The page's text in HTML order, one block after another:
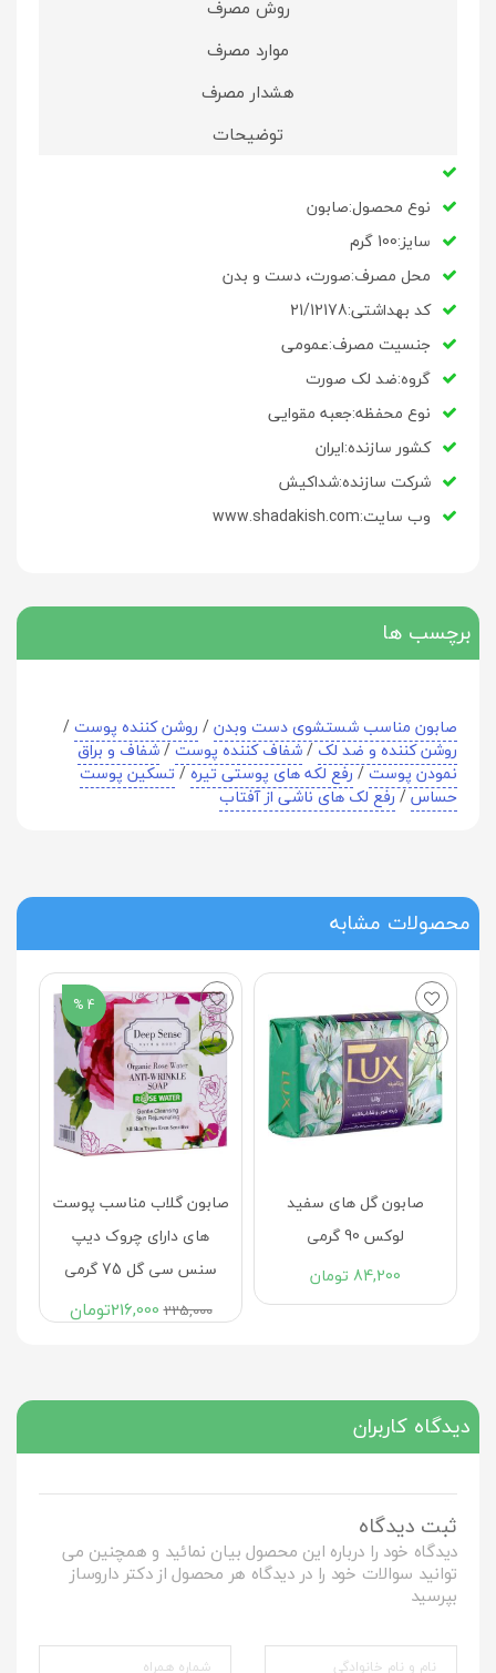
روش مصرف
موارد مصرف
هشدار مصرف
توضیحات
نوع محصول:صابون
سایز:100 گرم
محل مصرف:صورت، دست و بدن
کد بهداشتی:21/12178
جنسیت مصرف:عمومی
گروه:ضد لک صورت
نوع محفظه:جعبه مقوایی
کشور سازنده:ایران
شرکت سازنده:شداکیش
وب سایت:www.shadakish.com
برچسب ها
صابون مناسب شستشوی دست وبدن/ روشن کننده پوست/
روشن کننده و ضد لک /شفاف کننده پوست/شفاف و براق
نمودن پوست/رفع لکه های پوستی تیره/ تسکین پوست
حساس/رفع لک های ناشی از آفتاب
محصولات مشابه
صابون گل های سفید
لوکس 90 گرمی
84,200 تومان
4 %
صابون گلاب مناسب پوست
های دارای چروک دیپ
سنس سی گل 75 گرمی
225,000
216,000تومان
دیدگاه کاربران
ثبت دیدگاه
دیدگاه خود را درباره این محصول بیان نمائید و همچنین می
توانید سوالات خود را در دیدگاه هر محصول از دکتر داروساز
بپرسید